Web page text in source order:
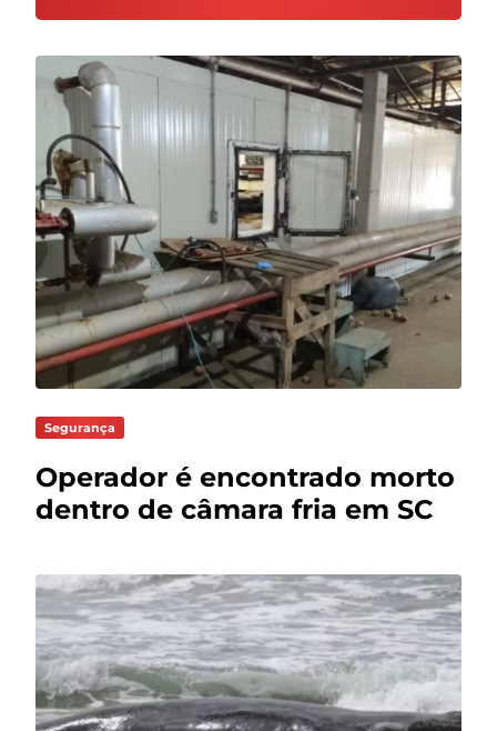
Segurança
Operador é encontrado morto
dentro de câmara fria em SC